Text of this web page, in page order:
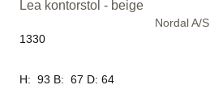
Lea kontorstol - beige
Nordal A/S
1330
H: 93 B: 67 D: 64